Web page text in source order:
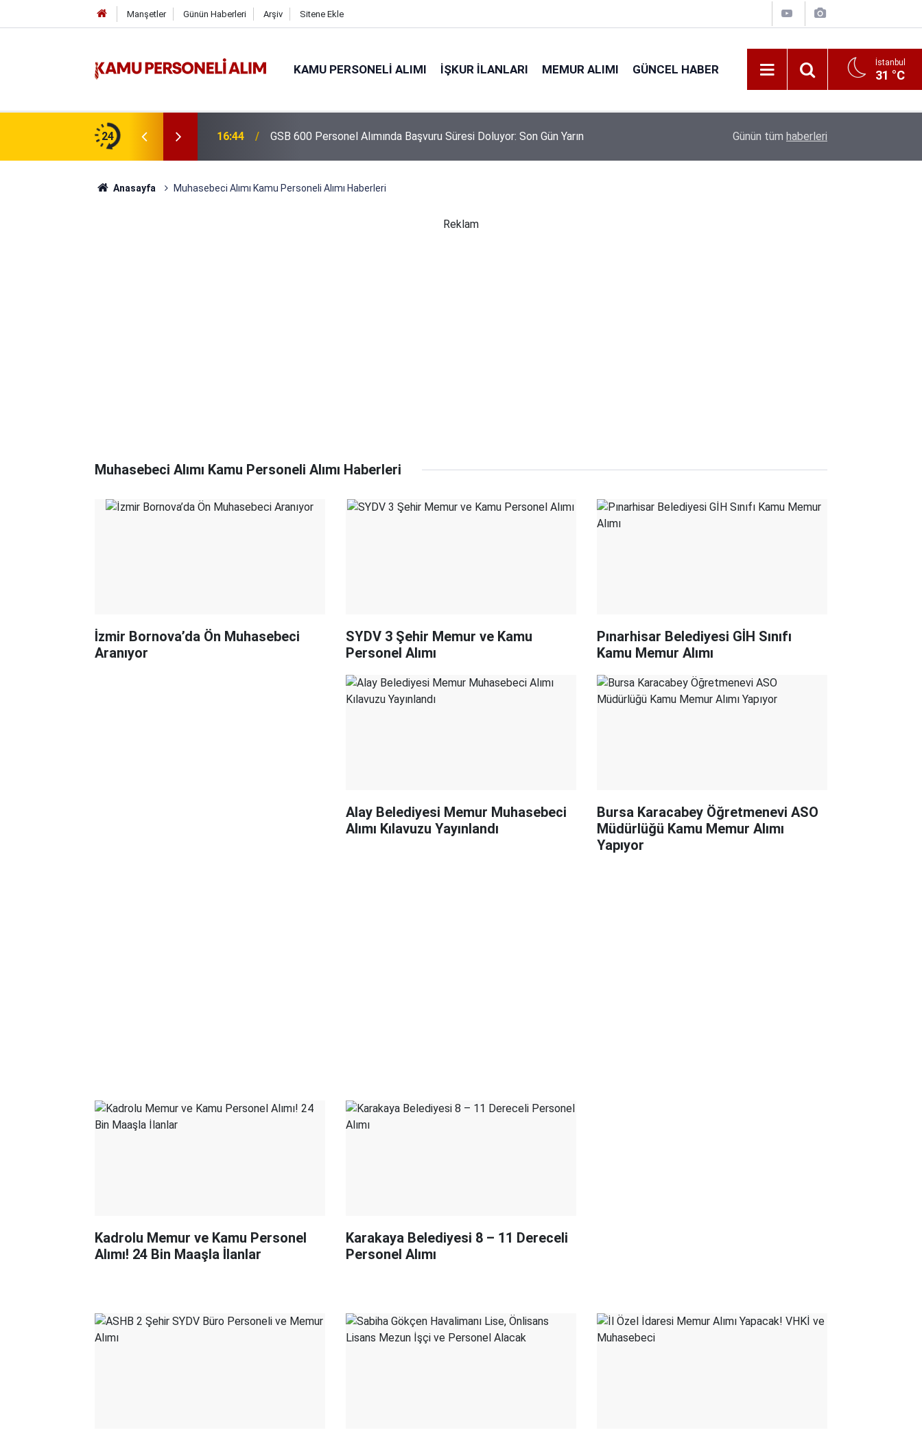
Manşetler Günün Haberleri Arşiv Sitene Ekle
KAMU PERSONELI ALIMI İŞKUR İLANLARI MEMUR ALIMI GÜNCEL HABER İstanbul
31 °C
24
Gündemde! Bakan Çiftçi Süreci
16:44 GSB 600 Personel Alımında Başvuru Süresi Doluyor: Son Gün Yarın Kıyı Emniyeti Genel Müdürlüğü 26 İşçi Alımı
Günün tüm haberleri
Anasayfa Muhasebeci Alımı Kamu Personeli Alımı Haberleri
Reklam
Muhasebeci Alımı Kamu Personeli Alımı Haberleri
İzmir Bornova’da Ön Muhasebeci
Aranıyor
SYDV 3 Şehir Memur ve Kamu
Personel Alımı
Pınarhisar Belediyesi GİH Sınıfı
Kamu Memur Alımı
Alay Belediyesi Memur Muhasebeci
Alımı Kılavuzu Yayınlandı
Bursa Karacabey Öğretmenevi ASO
Müdürlüğü Kamu Memur Alımı
Yapıyor
Kadrolu Memur ve Kamu Personel
Alımı! 24 Bin Maaşla İlanlar
Karakaya Belediyesi 8 – 11 Dereceli
Personel Alımı